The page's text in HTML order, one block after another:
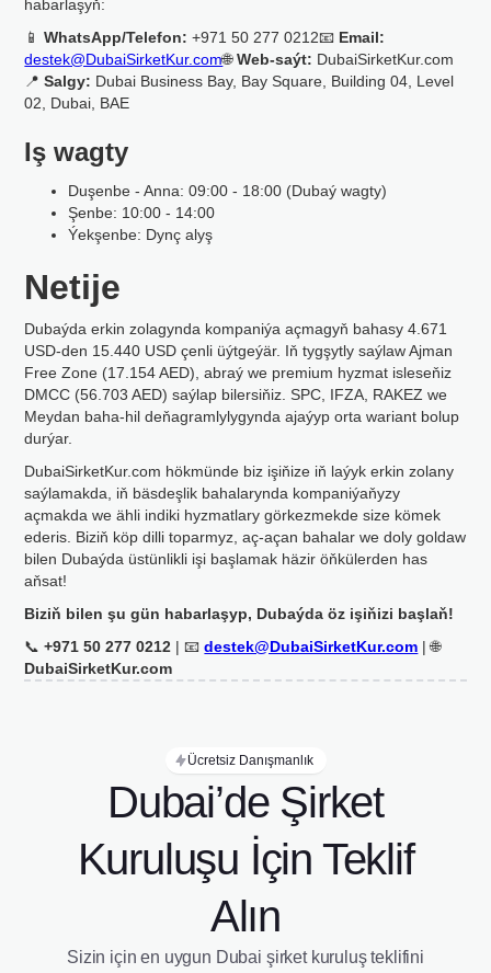
habarlaşyň:
📱WhatsApp/Telefon: +971 50 277 0212📧 Email:
destek@DubaiSirketKur.com🌐Web-saýt: DubaiSirketKur.com
📍Salgy: Dubai Business Bay, Bay Square, Building 04, Level
02, Dubai, BAE
Iş wagty
Duşenbe - Anna: 09:00 - 18:00 (Dubaý wagty)
Şenbe: 10:00 - 14:00
Ýekşenbe: Dynç alyş
Netije
Dubaýda erkin zolagynda kompaniýa açmagyň bahasy 4.671
USD-den 15.440 USD çenli üýtgeýär. Iň tygşytly saýlaw Ajman
Free Zone (17.154 AED), abraý we premium hyzmat isleseňiz
DMCC (56.703 AED) saýlap bilersiňiz. SPC, IFZA, RAKEZ we
Meydan baha-hil deňagramlylygynda ajaýyp orta wariant bolup
durýar.
DubaiSirketKur.com hökmünde biz işiňize iň laýyk erkin zolany
saýlamakda, iň bäsdeşlik bahalarynda kompaniýaňyzy
açmakda we ähli indiki hyzmatlary görkezmekde size kömek
ederis. Biziň köp dilli toparmyz, aç-açan bahalar we doly goldaw
bilen Dubaýda üstünlikli işi başlamak häzir öňkülerden has
aňsat!
Biziň bilen şu gün habarlaşyp, Dubaýda öz işiňizi başlaň!
📞+971 50 277 0212 | 📧destek@DubaiSirketKur.com | 🌐
DubaiSirketKur.com
Ücretsiz Danışmanlık
Dubai’de Şirket
Kuruluşu İçin Teklif
Alın
Sizin için en uygun Dubai şirket kuruluş teklifini